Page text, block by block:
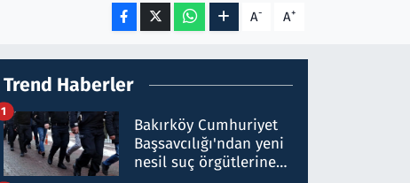
A- A+
Trend Haberler
Bakırköy Cumhuriyet
Başsavcılığı'ndan yeni
nesil suç örgütlerine
1